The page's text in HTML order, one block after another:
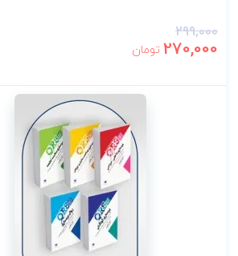
299,000
270,000 تومان